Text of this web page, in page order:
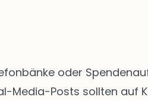
oder
Media-Posts sollten auf